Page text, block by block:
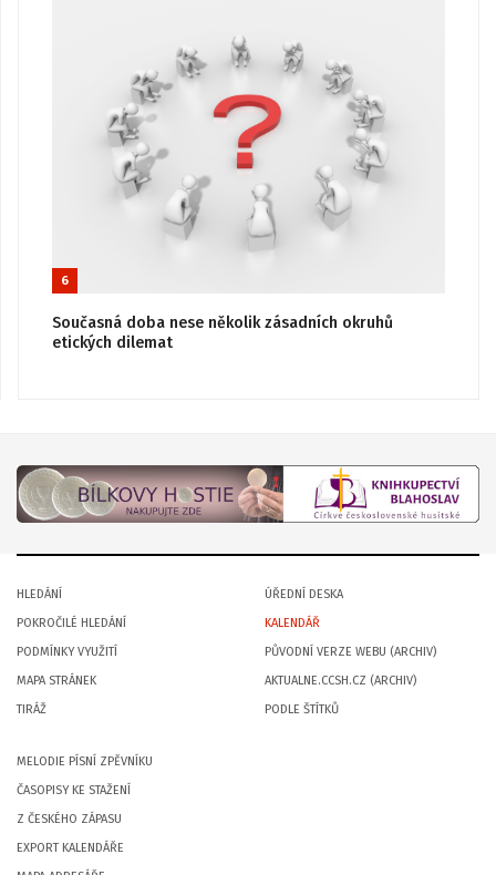
6
Současná doba nese několik zásadních okruhů
etických dilemat
HLEDÁNÍ
POKROČILÉ HLEDÁNÍ
PODMÍNKY VYUŽITÍ
MAPA STRÁNEK
TIRÁŽ
ÚŘEDNÍ DESKA
KALENDÁŘ
PŮVODNÍ VERZE WEBU (ARCHIV)
AKTUALNE.CCSH.CZ (ARCHIV)
PODLE ŠTÍTKŮ
MELODIE PÍSNÍ ZPĚVNÍKU
ČASOPISY KE STAŽENÍ
Z ČESKÉHO ZÁPASU
EXPORT KALENDÁŘE